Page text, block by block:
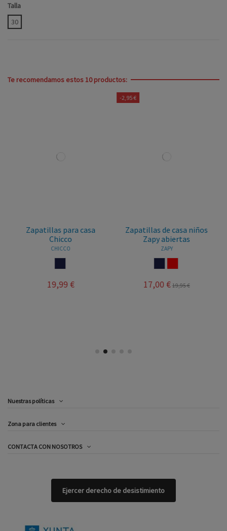
Talla
30
Te recomendamos estos 10 productos:
Zapatillas para casa
Chicco
CHICCO
19,99 €
-2,95 €
Zapatillas de casa niños
Zapy abiertas
ZAPY
17,00 € 19,95 €
Nuestras políticas
Zona para clientes
CONTACTA CON NOSOTROS
Ejercer derecho de desistimiento